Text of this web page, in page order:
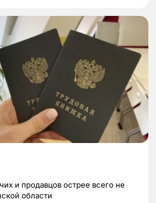
и продавцов острее всего не
области